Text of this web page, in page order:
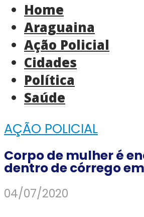
Home
Araguaina
Ação Policial
Cidades
Política
Saúde
AÇÃO POLICIAL
Corpo de mulher é
dentro de córrego
04/07/2020